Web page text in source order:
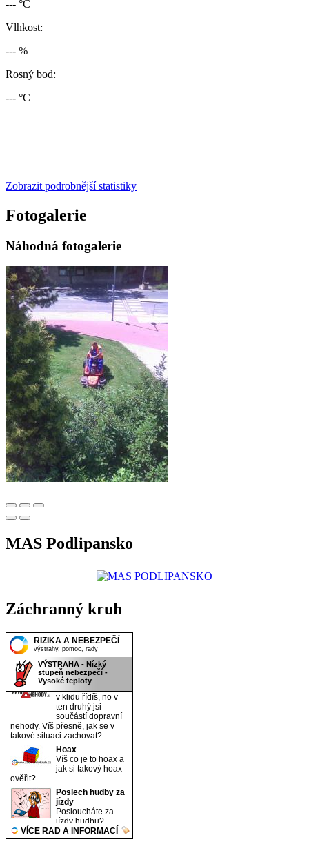
--- °C
Vlhkost:
--- %
Rosný bod:
--- °C
Zobrazit podrobnější statistiky
Fotogalerie
Náhodná fotogalerie
MAS Podlipansko
Záchranný kruh